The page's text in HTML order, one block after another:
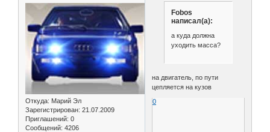
Откуда: Марий Эл
Зарегистрирован: 21.07.2009
Приглашений: 0
Сообщений: 4206
Fobos
написал(а):
а куда должна
уходить масса?
на двигатель, по пути
цепляется на кузов
0